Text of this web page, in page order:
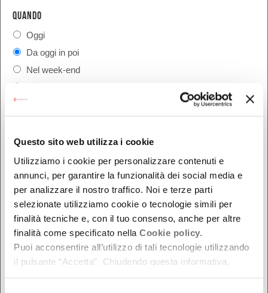
Questo sito web utilizza i cookie
Utilizziamo i cookie per personalizzare contenuti e
annunci, per garantire la funzionalità dei social media e
per analizzare il nostro traffico. Noi e terze parti
selezionate utilizziamo cookie o tecnologie simili per
finalità tecniche e, con il tuo consenso, anche per altre
finalità come specificato nella Cookie policy.
Puoi acconsentire all’utilizzo di tali tecnologie utilizzando
il pulsante “Accetta”. Chiudendo questa informativa,
QUANDO
Oggi
Da oggi in poi
Nel week-end
DOVE
Bologna
Ferrara
Forlì-Cesena
Modena
Parma
Piacenza
Ravenna